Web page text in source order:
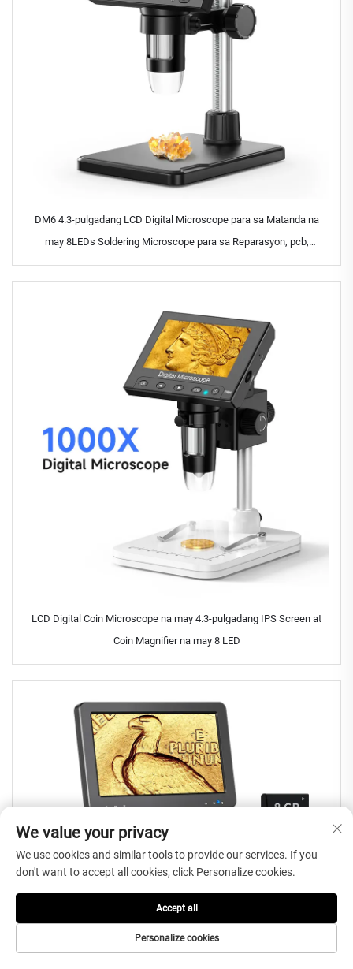
DM6 4.3-pulgadang LCD Digital Microscope para sa Matanda na
may 8LEDs Soldering Microscope para sa Reparasyon, pcb,
halaman
LCD Digital Coin Microscope na may 4.3-pulgadang IPS Screen at
Coin Magnifier na may 8 LED
We value your privacy
We use cookies and similar tools to provide our services. If you
don't want to accept all cookies, click Personalize cookies.
Personalize cookies
Accept all